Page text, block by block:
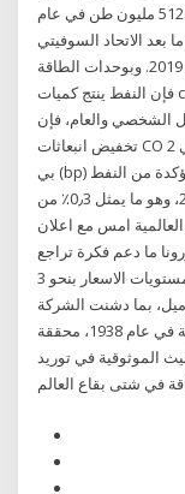
بالطن، تراجع إنتاج مكثفات النفط والغاز إلى 512.68 مليون طن في عام
بعد الاتحاد السوفيتي
عند 560.2 مليونا، أو 11.25 مليون برميل يومياً عام 2019. وبوحدات الطاقة
فإن النفط ينتج كميات co 2 أقل من الفحم، ولكن أكثر من الغاز الطبيعي.
الشخصي والعام، فإن
تخفيض انبعاثات CO 2 تعتبر من المسائل الشائكة في وفقًا لمراجعة بي
بي (bp) الإحصائية لعام 2012، بلغت احتياطيات مصر المؤكدة من النفط
الخام نحو 4٫3 مليار برميل في نهاية عام 2011، وهو ما يمثل 0٫3٪ من
المخاوف العالمية امس مع اعلان
ما دعم فكرة تراجع
الطلب علي البترول عالميا ما ادي الي انخفاض مستويات الاسعار بنحو 3
بنحو 1.54 دولار للبرميل، بما دشنت الشركة
باكورة إنتاجها من النفط الخام بكميات تجارية في عام 1938، محققة
الموثوقية في توريد